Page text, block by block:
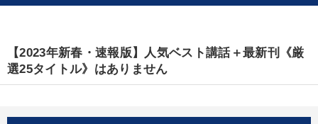
mic
カテゴリー
【2023年新春・速報版】人気ベスト講話＋最新刊《厳
選25タイトル》はありません